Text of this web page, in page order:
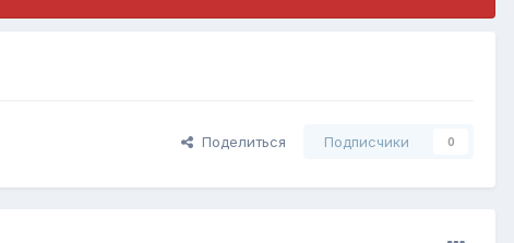
Поделиться Подписчики 0